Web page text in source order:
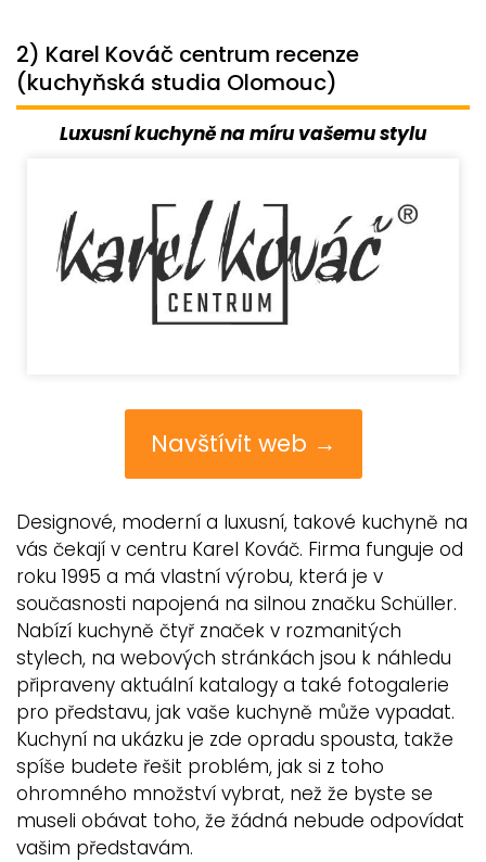
2) Karel Kováč centrum recenze
(kuchyňská studia Olomouc)
Luxusní kuchyně na míru vašemu stylu
Navštívit web →
Designové, moderní a luxusní, takové kuchyně na
vás čekají v centru Karel Kováč. Firma funguje od
roku 1995 a má vlastní výrobu, která je v
současnosti napojená na silnou značku Schüller.
Nabízí kuchyně čtyř značek v rozmanitých
stylech, na webových stránkách jsou k náhledu
připraveny aktuální katalogy a také fotogalerie
pro představu, jak vaše kuchyně může vypadat.
Kuchyní na ukázku je zde opradu spousta, takže
spíše budete řešit problém, jak si z toho
ohromného množství vybrat, než že byste se
museli obávat toho, že žádná nebude odpovídat
vašim představám.